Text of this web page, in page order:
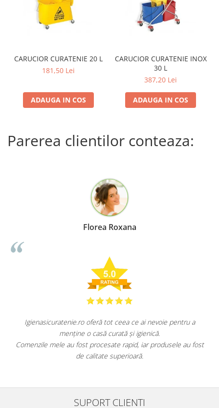
CARUCIOR CURATENIE 20 L
181,50 Lei
ADAUGA IN COS
CARUCIOR CURATENIE INOX
30 L
387,20 Lei
ADAUGA IN COS
Parerea clientilor conteaza:
Florea Roxana
Igienasicuratenie.ro oferă tot ceea ce ai nevoie pentru a
menține o casă curată și igienică.
Comenzile mele au fost procesate rapid, iar produsele au fost
de calitate superioară.
SUPORT CLIENTI